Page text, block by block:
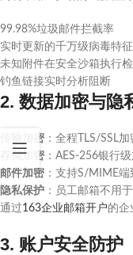
99.98%垃圾邮件拦截率
实时更新的千万级病毒特
未知附件在安全沙箱执行检
钓鱼链接实时分析阻断
2. 数据加密与隐
传输加密 ：全程TLS/SSL
存储加密 ：AES-256银行
邮件加密 ：支持S/MIME
隐私保护 ：员工邮箱不用
通过163企业邮箱开户的企
3. 账户安全防护